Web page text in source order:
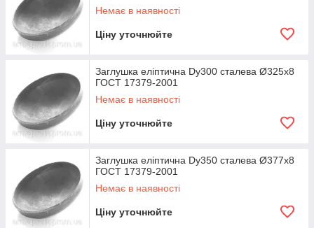
Немає в наявності
Ціну уточнюйте
Заглушка еліптична Dу300 сталева Ø325х8
ГОСТ 17379-2001
Немає в наявності
Ціну уточнюйте
Заглушка еліптична Dу350 сталева Ø377х8
ГОСТ 17379-2001
Немає в наявності
Ціну уточнюйте